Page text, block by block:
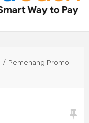
/ Pemenang Promo